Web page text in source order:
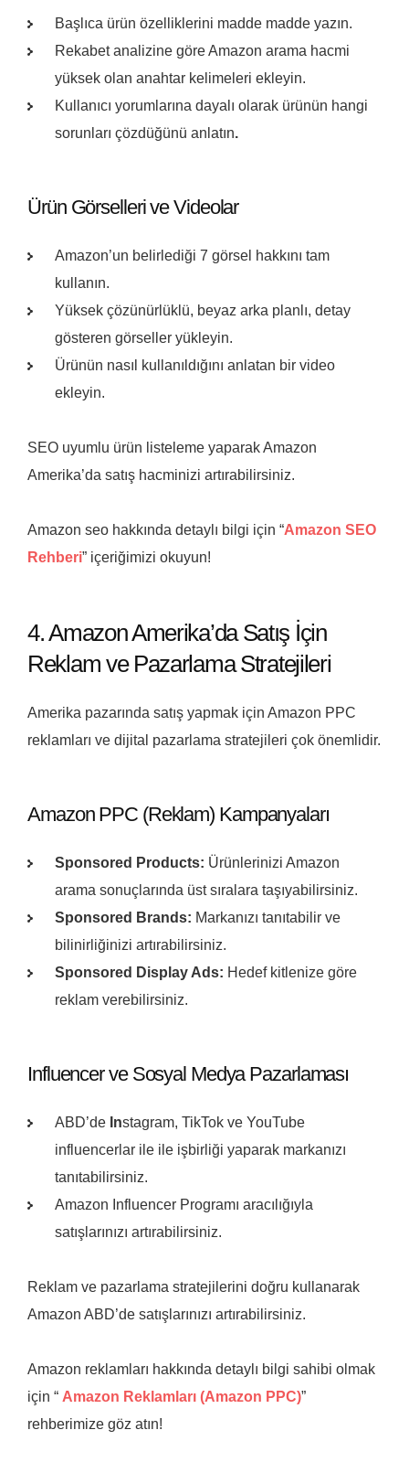
Başlıca ürün özelliklerini madde madde yazın.
Rekabet analizine göre Amazon arama hacmi
yüksek olan anahtar kelimeleri ekleyin.
Kullanıcı yorumlarına dayalı olarak ürünün hangi
sorunları çözdüğünü anlatın.
Ürün Görselleri ve Videolar
Amazon’un belirlediği 7 görsel hakkını tam
kullanın.
Yüksek çözünürlüklü, beyaz arka planlı, detay
gösteren görseller yükleyin.
Ürünün nasıl kullanıldığını anlatan bir video
ekleyin.
SEO uyumlu ürün listeleme yaparak Amazon
Amerika’da satış hacminizi artırabilirsiniz.
Amazon seo hakkında detaylı bilgi için “Amazon SEO
Rehberi” içeriğimizi okuyun!
4. Amazon Amerika’da Satış İçin
Reklam ve Pazarlama Stratejileri
Amerika pazarında satış yapmak için Amazon PPC
reklamları ve dijital pazarlama stratejileri çok önemlidir.
Amazon PPC (Reklam) Kampanyaları
Sponsored Products: Ürünlerinizi Amazon
arama sonuçlarında üst sıralara taşıyabilirsiniz.
Sponsored Brands: Markanızı tanıtabilir ve
bilinirliğinizi artırabilirsiniz.
Sponsored Display Ads: Hedef kitlenize göre
reklam verebilirsiniz.
Influencer ve Sosyal Medya Pazarlaması
ABD’de Instagram, TikTok ve YouTube
influencerlar ile ile işbirliği yaparak markanızı
tanıtabilirsiniz.
Amazon Influencer Programı aracılığıyla
satışlarınızı artırabilirsiniz.
Reklam ve pazarlama stratejilerini doğru kullanarak
Amazon ABD’de satışlarınızı artırabilirsiniz.
Amazon reklamları hakkında detaylı bilgi sahibi olmak
için “ Amazon Reklamları (Amazon PPC)”
rehberimize göz atın!